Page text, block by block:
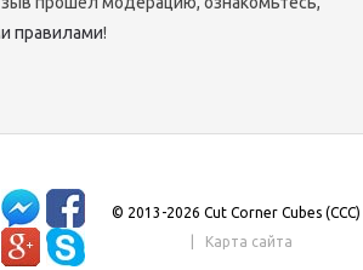
правилами!
© 2013-2026 Cut Corner Cubes (CCC)
Карта сайта